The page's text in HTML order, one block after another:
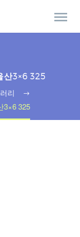
산3×6 325
리
3×6 325